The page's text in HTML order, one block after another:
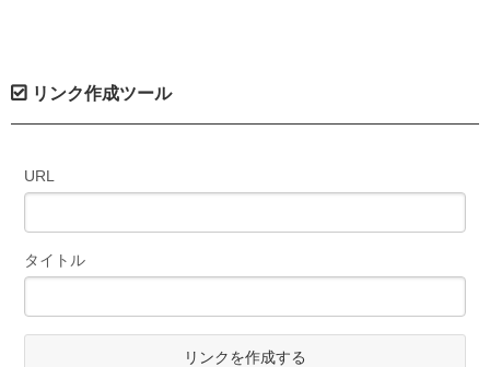
リンク作成ツール
URL
タイトル
リンクを作成する